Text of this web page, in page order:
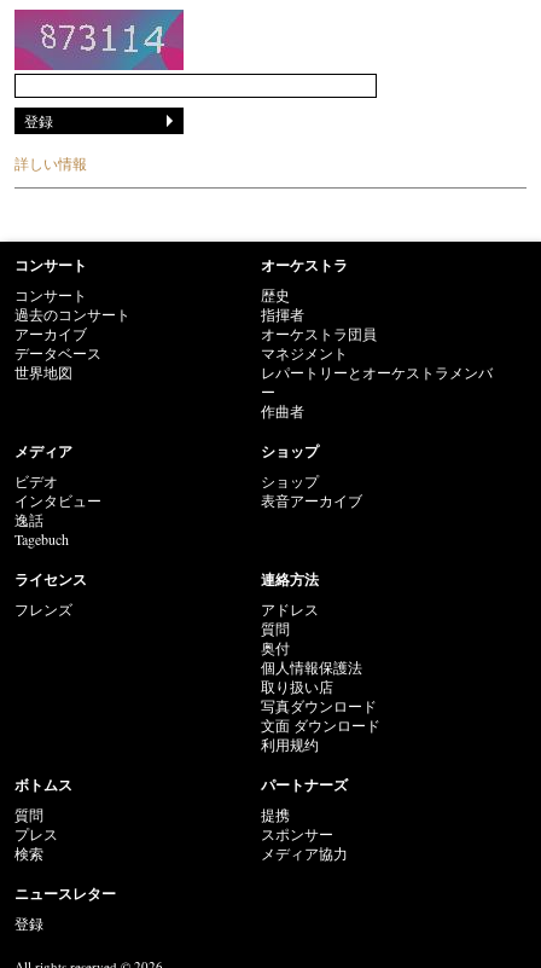
詳しい情報
コンサート
コンサート
過去のコンサート
アーカイブ
データベース
世界地図
オーケストラ
歴史
指揮者
オーケストラ団員
マネジメント
レパートリーとオーケストラメンバ
ー
作曲者
メディア
ビデオ
インタビュー
逸話
Tagebuch
ショップ
ショップ
表音アーカイブ
ライセンス
フレンズ
連絡方法
アドレス
質問
奥付
個人情報保護法
取り扱い店
写真ダウンロード
文面 ダウンロード
利用规约
ボトムス
質問
プレス
検索
パートナーズ
提携
スポンサー
メディア協力
ニュースレター
登録